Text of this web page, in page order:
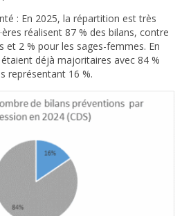
: En 2025, la répartition est très
réalisent 87 % des bilans, contre
et 2 % pour les sages-femmes. En
étaient déjà majoritaires avec 84 %
représentant 16 %.